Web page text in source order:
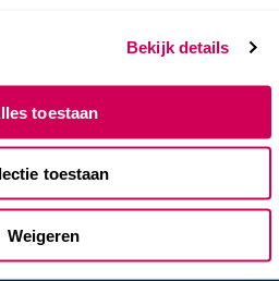
Bekijk details
toestaan
toestaan
Weigeren
of hulp